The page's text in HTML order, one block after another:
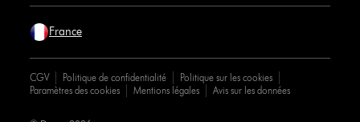
France
CGV Politique de confidentialité
Politique sur les cookies
Paramètres des cookies
Mentions légales Avis sur les données